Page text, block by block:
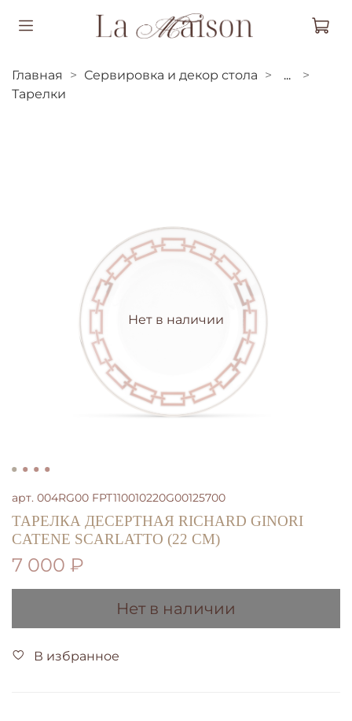
Главная Сервировка и декор стола
...
Тарелки
Нет в наличии
арт. 004RG00 FPT110010220G00125700
ТАРЕЛКА ДЕСЕРТНАЯ RICHARD GINORI
CATENE SCARLATTO (22 СМ)
7 000 ₽
Нет в наличии
В избранное